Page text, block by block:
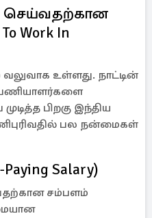
செய்வதற்கான
Work In
வலுவாக உள்ளது. நாட்டின்
பிறகு இந்திய
பல நன்மைகள்
Salary)
சம்பளம்